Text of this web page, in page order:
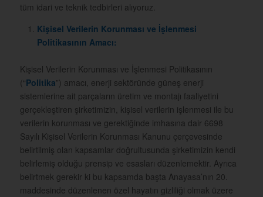
tüm idari ve teknik tedbirleri alıyoruz.
Kişisel Verilerin Korunması ve İşlenmesi
Politikasının Amacı:
Kişisel Verilerin Korunması ve İşlenmesi Politikasının
(“Politika”) amacı, enerji sektöründe güneş enerji
sistemlerine ait parçaların üretim ve montajı faaliyetini
gerçekleştiren şirketimizin, kişisel verilerin işlenmesi ile bu
verilerin korunması ve gerektiğinde imhasına dair 6698
Sayılı Kişisel Verilerin Korunması Kanunu çerçevesinde
belirtilmiş olan kapsamlar doğrultusunda şirketimizin kendi
belirlemiş olduğu prensip ve esasları düzenlemektir. Ayrıca
belirtmek gerekir ki bu kapsamda başta Anayasa’nın 20.
maddesinde düzenlenen özel hayatın gizliliği olmak üzere